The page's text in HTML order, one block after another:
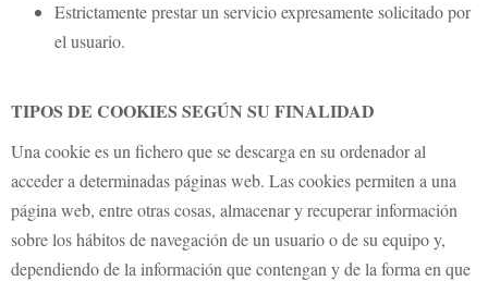
Estrictamente prestar un servicio expresamente solicitado por
el usuario.
TIPOS DE COOKIES SEGÚN SU FINALIDAD
Una cookie es un fichero que se descarga en su ordenador al
acceder a determinadas páginas web. Las cookies permiten a una
página web, entre otras cosas, almacenar y recuperar información
sobre los hábitos de navegación de un usuario o de su equipo y,
dependiendo de la información que contengan y de la forma en que